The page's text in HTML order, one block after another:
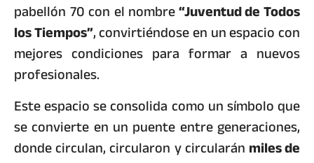
pabellón 70 con el nombre“Juventud de Todos
los Tiempos”, convirtiéndose en un espacio con
mejores condiciones para formar a nuevos
profesionales.
Este espacio se consolida como un símbolo que
se convierte en un puente entre generaciones,
donde circulan, circularon y circularánmiles de